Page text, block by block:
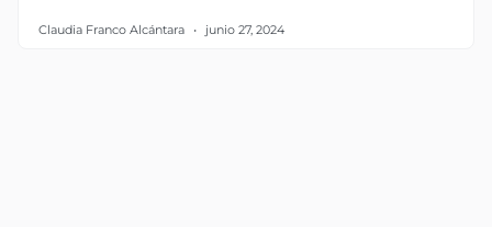
Claudia Franco Alcántara junio 27, 2024